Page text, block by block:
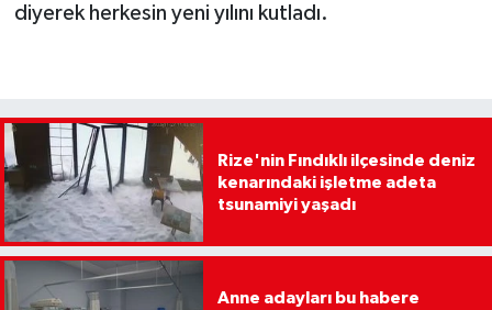
diyerek herkesin yeni yılını kutladı.
Rize'nin Fındıklı ilçesinde deniz
kenarındaki işletme adeta
tsunamiyi yaşadı
Anne adayları bu habere